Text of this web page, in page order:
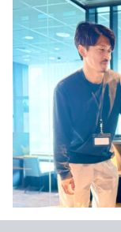
イベント・セミナー
インタビュー
就活成功ガイド
リファレンス
法人向けプラン
学校向けプラン
再チャレンジ結果一覧
paiza times
note